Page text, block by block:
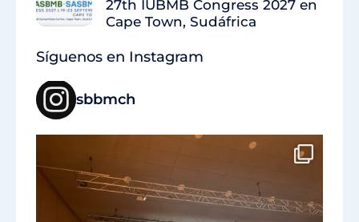
27th IUBMB Congress 2027 en
Cape Town, Sudáfrica
Síguenos en Instagram
sbbmch